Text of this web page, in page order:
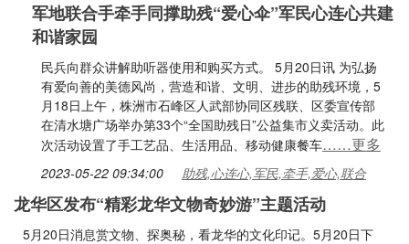
军地联合手牵手同撑助残“爱心伞”军民心连心共建
和谐家园
民兵向群众讲解助听器使用和购买方式。 5月20日讯 为弘扬
有爱向善的美德风尚，营造和谐、文明、进步的助残环境，5
月18日上午，株洲市石峰区人武部协同区残联、区委宣传部
在清水塘广场举办第33个“全国助残日”公益集市义卖活动。此
次活动设置了手工艺品、生活用品、移动健康餐车……更多
2023-05-22 09:34:00 助残,心连心,军民,牵手,爱心,联合
龙华区发布“精彩龙华文物奇妙游”主题活动
5月20日消息赏文物、探奥秘，看龙华的文化印记。5月20日下